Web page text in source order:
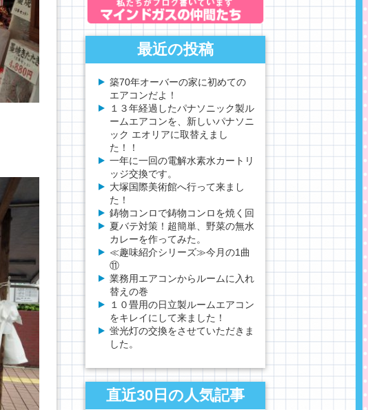
最近の投稿
築70年オーバーの家に初めての
エアコンだよ！
１３年経過したパナソニック製ル
ームエアコンを、新しいパナソニ
ック エオリアに取替えまし
た！！
一年に一回の電解水素水カートリ
ッジ交換です。
大塚国際美術館へ行って来まし
た！
鋳物コンロで鋳物コンロを焼く回
夏バテ対策！超簡単、野菜の無水
カレーを作ってみた。
≪趣味紹介シリーズ≫今月の1曲
⑪
業務用エアコンからルームに入れ
替えの巻
１０畳用の日立製ルームエアコン
をキレイにして来ました！
蛍光灯の交換をさせていただきま
した。
直近30日の人気記事